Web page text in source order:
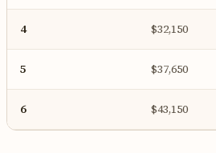
4 $32,150
5 $37,650
6 $43,150